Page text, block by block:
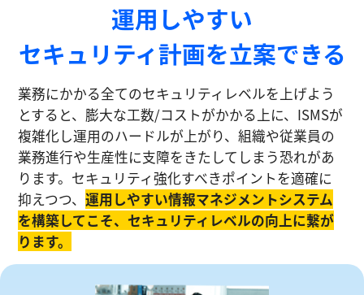
運⽤しやすい
セキュリティ計画を⽴案できる
業務にかかる全てのセキュリティレベルを上げよう
とすると、膨大な工数/コストがかかる上に、ISMSが
複雑化し運⽤のハードルが上がり、組織や従業員の
業務進⾏や生産性に⽀障をきたしてしまう恐れがあ
ります。セキュリティ強化すべきポイントを適確に
抑えつつ、運⽤しやすい情報マネジメントシステム
を構築してこそ、セキュリティレベルの向上に繋が
ります。